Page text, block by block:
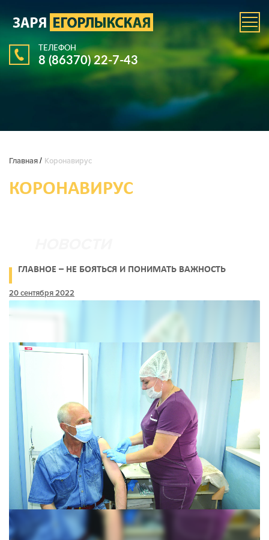
ТЕЛЕФОН
8 (86370) 22-7-43
Главная / Коронавирус
КОРОНАВИРУС
ГЛАВНОЕ – НЕ БОЯТЬСЯ И ПОНИМАТЬ ВАЖНОСТЬ
20 сентября 2022